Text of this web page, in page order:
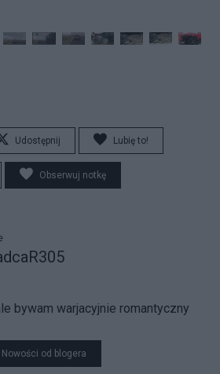
Udostępnij Lubię to!
Obserwuj notkę
bywam warjacyjnie romantyczny
Nowości od blogera